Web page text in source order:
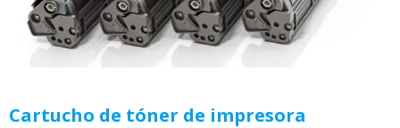
Cartucho de tóner de impresora